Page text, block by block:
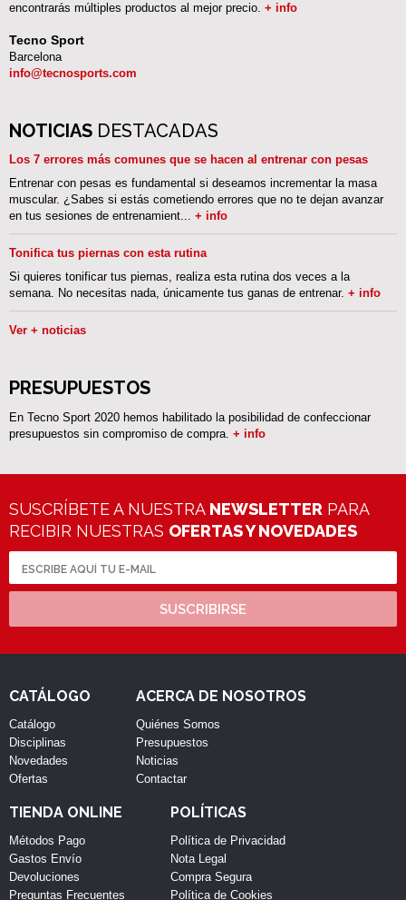
encontrarás múltiples productos al mejor precio. + info
Tecno Sport
Barcelona
info@tecnosports.com
NOTICIAS DESTACADAS
Los 7 errores más comunes que se hacen al entrenar con pesas
Entrenar con pesas es fundamental si deseamos incrementar la masa
muscular. ¿Sabes si estás cometiendo errores que no te dejan avanzar
en tus sesiones de entrenamient... + info
Tonifica tus piernas con esta rutina
Si quieres tonificar tus piernas, realiza esta rutina dos veces a la
semana. No necesitas nada, únicamente tus ganas de entrenar. + info
Ver + noticias
PRESUPUESTOS
En Tecno Sport 2020 hemos habilitado la posibilidad de confeccionar
presupuestos sin compromiso de compra. + info
SUSCRÍBETE A NUESTRA NEWSLETTER PARA
RECIBIR NUESTRAS OFERTAS Y NOVEDADES
SUSCRIBIRSE
CATÁLOGO
Catálogo
Disciplinas
Novedades
Ofertas
ACERCA DE NOSOTROS
Quiénes Somos
Presupuestos
Noticias
Contactar
TIENDA ONLINE
Métodos Pago
Gastos Envío
Devoluciones
Preguntas Frecuentes
POLÍTICAS
Política de Privacidad
Nota Legal
Compra Segura
Política de Cookies